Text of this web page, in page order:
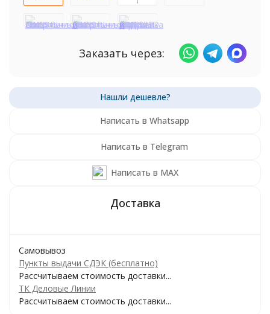
Заказать через:
Написать в Whatsapp
Написать в Telegram
Написать в MAX
Самовывоз
Пункты выдачи СДЭК (бесплатно)
Рассчитываем стоимость доставки...
ТК Деловые Линии
Рассчитываем стоимость доставки...